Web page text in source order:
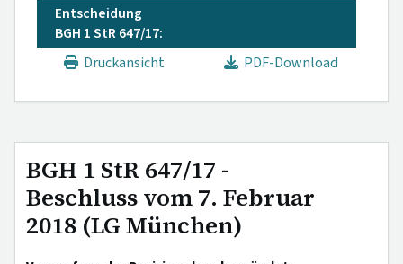
Entscheidung
BGH 1 StR 647/17:
Druckansicht
PDF-Download
BGH 1 StR 647/17 -
Beschluss vom 7. Februar
2018 (LG München)